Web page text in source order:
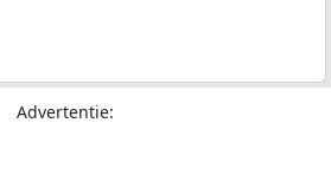
Advertentie: